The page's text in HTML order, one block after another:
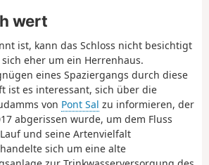
wert
ist, kann das Schloss nicht besichtigt
eher um ein Herrenhaus.
eines Spaziergangs durch diese
ist es interessant, sich über die
von Pont Sal zu informieren, der
abgerissen wurde, um dem Fluss
und seine Artenvielfalt
sich um eine alte